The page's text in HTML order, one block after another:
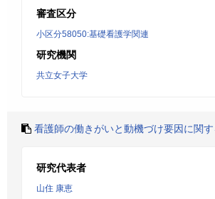
審査区分
小区分58050:基礎看護学関連
研究機関
共立女子大学
看護師の働きがいと動機づけ要因に関
研究代表者
山住 康恵